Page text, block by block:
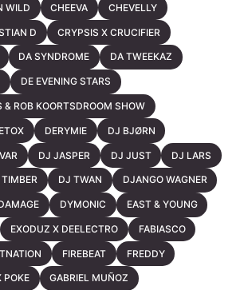
WILD CHEEVA CHEVELLY
D CRYPSIS X CRUCIFIER
DA SYNDROME DA TWEEKAZ
DE EVENING STARS
& ROB KOORTSDROOM SHOW
DERYMIE DJ BJØRN
DJ JASPER DJ JUST DJ LARS
DJ TWAN DJANGO WAGNER
DYMONIC EAST & YOUNG
EXODUZ X DEELECTRO FABIASCO
FIREBEAT FREDDY
POKE GABRIEL MUÑOZ